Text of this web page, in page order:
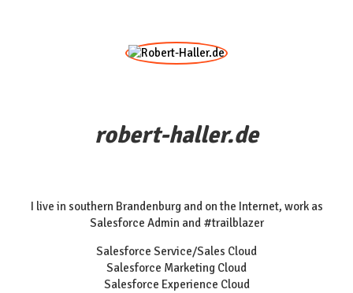
robert-haller.de
I live in southern Brandenburg and on the Internet, work as
Salesforce Admin and #trailblazer
Salesforce Service/Sales Cloud
Salesforce Marketing Cloud
Salesforce Experience Cloud